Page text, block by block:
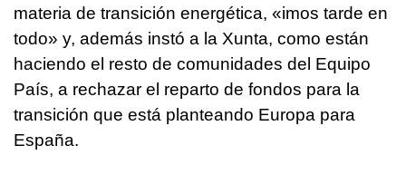
materia de transición energética, «imos tarde en
todo» y, además instó a la Xunta, como están
haciendo el resto de comunidades del Equipo
País, a rechazar el reparto de fondos para la
transición que está planteando Europa para
España.